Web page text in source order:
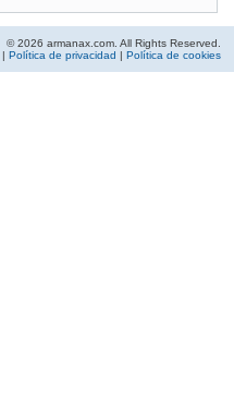
© 2026 armanax.com. All Rights Reserved.
| Política de privacidad | Política de cookies